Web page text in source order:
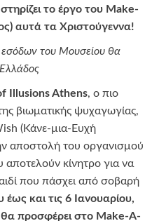
το έργο του Make-
αυτά τα Χριστούγεννα!
του Μουσείου θα
IllusionsAthens, ο πιο
βιωματικής ψυχαγωγίας,
(Κάνε-μια-Ευχή
αποστολή του οργανισμού
αποτελούν κίνητρο για να
που πάσχει από σοβαρή
έως και τις 6 Ιανουαρίου,
θα προσφέρει στο Make-A-